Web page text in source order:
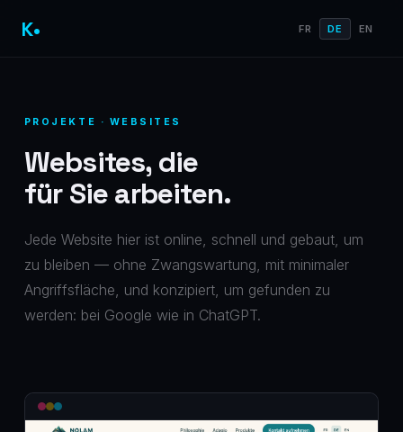
K• FR DE EN
PROJEKTE · WEBSITES
Websites, die
für Sie arbeiten.
Jede Website hier ist online, schnell und gebaut, um
zu bleiben — ohne Zwangswartung, mit minimaler
Angriffsfläche, und konzipiert, um gefunden zu
werden: bei Google wie in ChatGPT.